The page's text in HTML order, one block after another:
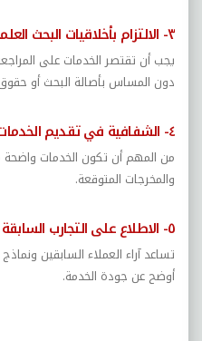
٣- الالتزام بأخلاقيات البحث العلمي
يجب أن تقتصر الخدمات على
دون المساس بأصالة البحث أو
٤- الشفافية في تقديم الخدمات
من المهم أن تكون الخدمات واضحة
والمخرجات المتوقعة.
٥- الاطلاع على التجارب السابقة
تساعد آراء العملاء السابقين
أوضح عن جودة الخدمة.